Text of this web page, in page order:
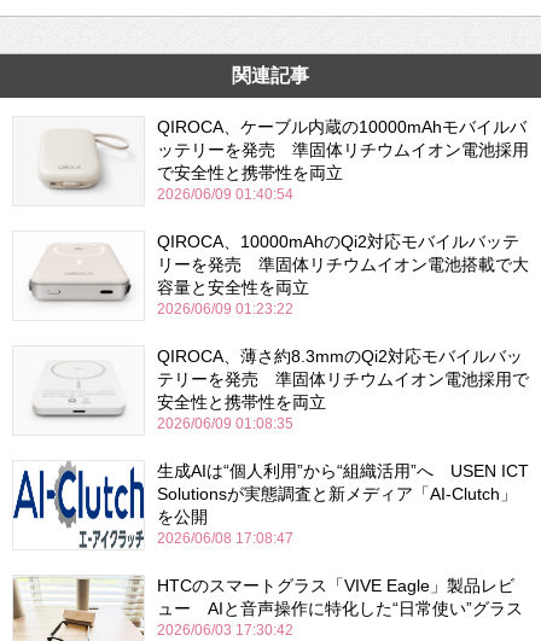
関連記事
QIROCA、ケーブル内蔵の10000mAhモバイルバ
ッテリーを発売 準固体リチウムイオン電池採用
で安全性と携帯性を両立
2026/06/09 01:40:54
QIROCA、10000mAhのQi2対応モバイルバッテ
リーを発売 準固体リチウムイオン電池搭載で大
容量と安全性を両立
2026/06/09 01:23:22
QIROCA、薄さ約8.3mmのQi2対応モバイルバッ
テリーを発売 準固体リチウムイオン電池採用で
安全性と携帯性を両立
2026/06/09 01:08:35
生成AIは“個人利用”から“組織活用”へ USEN ICT
Solutionsが実態調査と新メディア「AI-Clutch」
を公開
2026/06/08 17:08:47
HTCのスマートグラス「VIVE Eagle」製品レビ
ュー AIと音声操作に特化した“日常使い”グラス
2026/06/03 17:30:42